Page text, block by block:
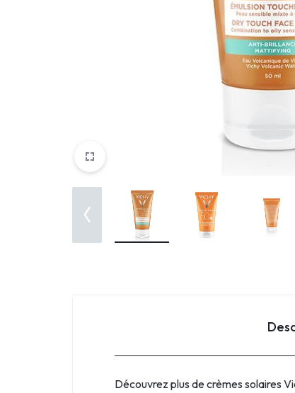
Découvrez plus de crèmes solaires